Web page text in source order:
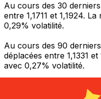
Au cours des 30
entre 1,1711 et 1,1924.
0,29% volatilité.
Au cours des 90
déplacées entre 1,1331
avec 0,27% volatilité.